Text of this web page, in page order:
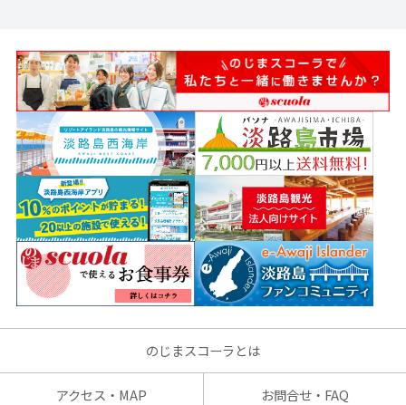
のじまスコーラとは
アクセス・MAP お問合せ・FAQ